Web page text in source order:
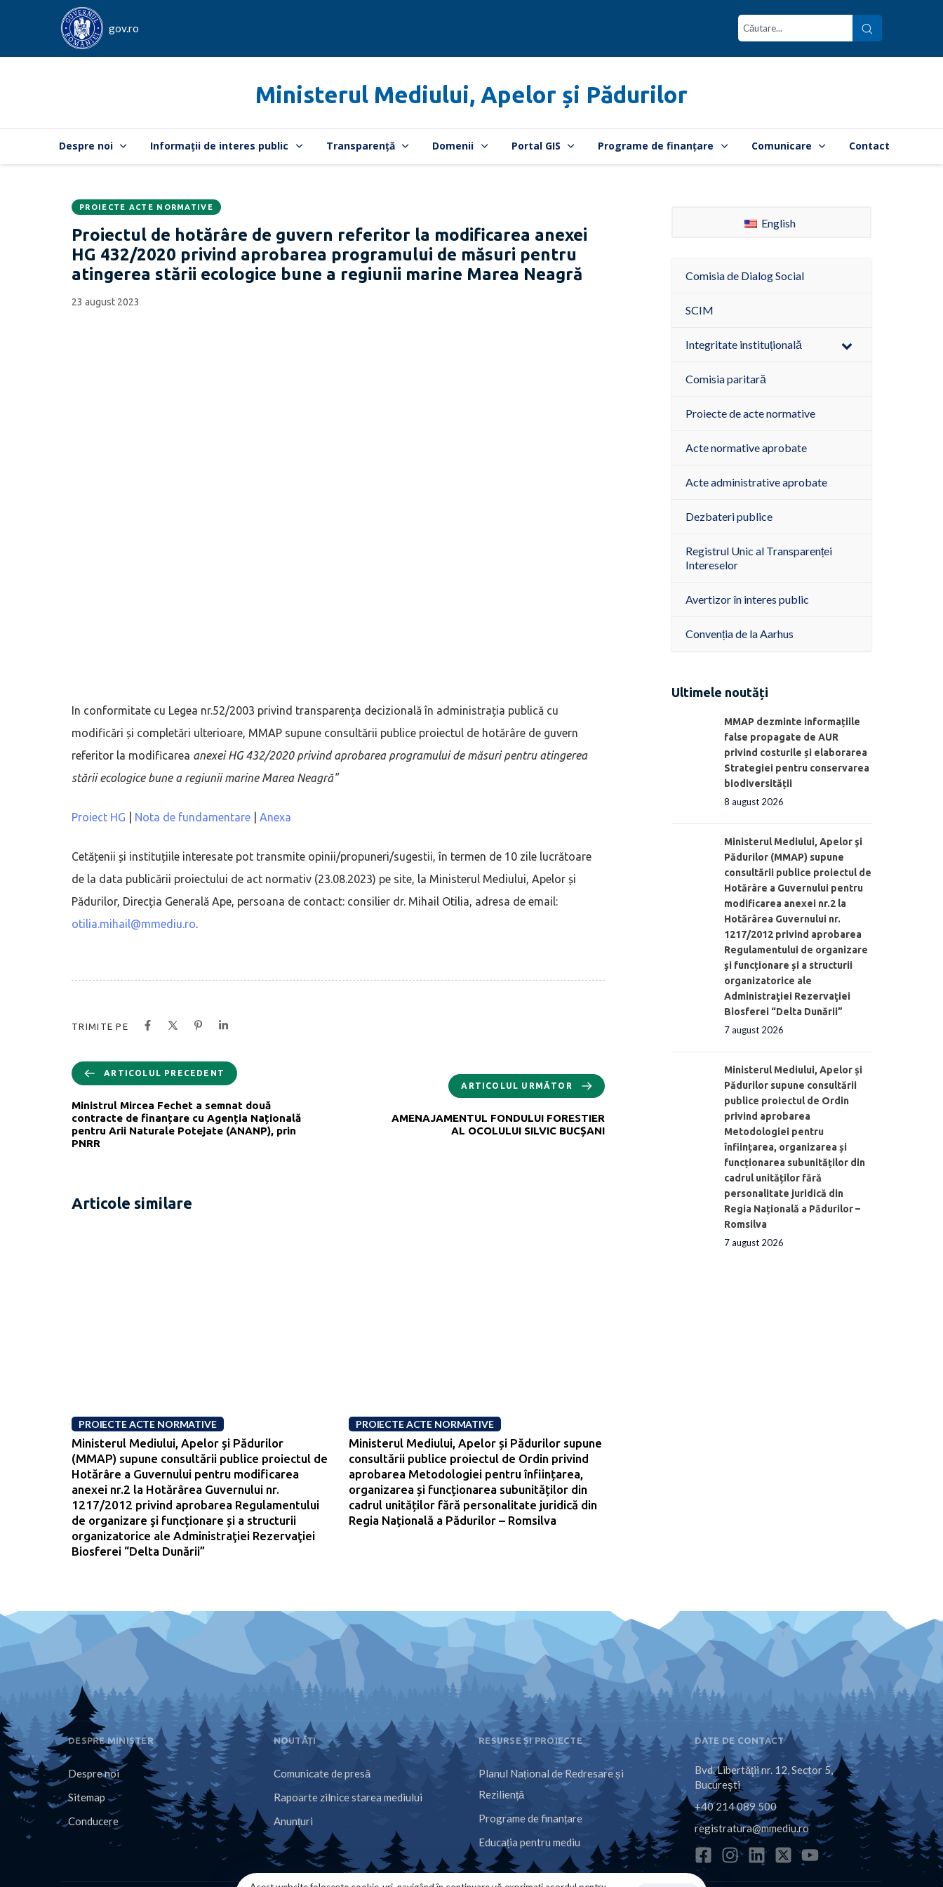
gov.ro
Ministerul Mediului, Apelor și Pădurilor
Despre noi Informații de interes public Transparență Domenii Portal GIS Programe de finanțare Comunicare Contact
CATEGORIA:
PROIECTE ACTE NORMATIVE
Proiectul de hotărâre de guvern referitor la modificarea anexei
HG 432/2020 privind aprobarea programului de măsuri pentru
atingerea stării ecologice bune a regiunii marine Marea Neagră
Data
publicării:
23 august 2023
In conformitate cu Legea nr.52/2003 privind transparența decizională în administrația publică cu
modificări și completări ulterioare, MMAP supune consultării publice proiectul de hotărâre de guvern
referitor la modificarea anexei HG 432/2020 privind aprobarea programului de măsuri pentru atingerea
stării ecologice bune a regiunii marine Marea Neagră"
Proiect HG Nota de fundamentare Anexa
Cetățenii și instituțiile interesate pot transmite opinii/propuneri/sugestii, în termen de 10 zile lucrătoare
de la data publicării proiectului de act normativ (23.08.2023) pe site, la Ministerul Mediului, Apelor și
Pădurilor, Direcția Generală Ape, persoana de contact: consilier dr. Mihail Otilia, adresa de email:
otilia.mihail@mmediu.ro.
TRIMITE PE
ARTICOLUL PRECEDENT
Ministrul Mircea Fechet a semnat două
contracte de finanțare cu Agenția Națională
pentru Arii Naturale Potejate (ANANP), prin
PNRR
ARTICOLUL URMĂTOR
AMENAJAMENTUL FONDULUI FORESTIER
AL OCOLULUI SILVIC BUCȘANI
Articole similare
PROIECTE ACTE NORMATIVE
Ministerul Mediului, Apelor şi Pădurilor
(MMAP) supune consultării publice proiectul de
Hotărâre a Guvernului pentru modificarea
anexei nr.2 la Hotărârea Guvernului nr.
1217/2012 privind aprobarea Regulamentului
de organizare şi funcționare și a structurii
organizatorice ale Administraţiei Rezervaţiei
Biosferei “Delta Dunării”
PROIECTE ACTE NORMATIVE
Ministerul Mediului, Apelor și Pădurilor supune
consultării publice proiectul de Ordin privind
aprobarea Metodologiei pentru înființarea,
organizarea și funcționarea subunităților din
cadrul unităților fără personalitate juridică din
Regia Națională a Pădurilor – Romsilva
English
Comisia de Dialog Social
SCIM
Integritate instituțională
Comisia paritară
Proiecte de acte normative
Acte normative aprobate
Acte administrative aprobate
Dezbateri publice
Registrul Unic al Transparenței
Intereselor
Avertizor în interes public
Convenția de la Aarhus
Ultimele noutăți
MMAP dezminte informațiile
false propagate de AUR
privind costurile și elaborarea
Strategiei pentru conservarea
biodiversității
8 august 2026
Ministerul Mediului, Apelor şi
Pădurilor (MMAP) supune
consultării publice proiectul de
Hotărâre a Guvernului pentru
modificarea anexei nr.2 la
Hotărârea Guvernului nr.
1217/2012 privind aprobarea
Regulamentului de organizare
şi funcționare și a structurii
organizatorice ale
Administraţiei Rezervaţiei
Biosferei “Delta Dunării”
7 august 2026
Ministerul Mediului, Apelor și
Pădurilor supune consultării
publice proiectul de Ordin
privind aprobarea
Metodologiei pentru
înființarea, organizarea și
funcționarea subunităților din
cadrul unităților fără
personalitate juridică din
Regia Națională a Pădurilor –
Romsilva
7 august 2026
DESPRE MINISTER
Despre noi
Sitemap
Conducere
NOUTĂȚI
Comunicate de presă
Rapoarte zilnice starea mediului
Anunțuri
RESURSE ȘI PROIECTE
Planul Național de Redresare și
Reziliență
Programe de finanțare
Educația pentru mediu
DATE DE CONTACT
Bvd. Libertăţii nr. 12, Sector 5,
Bucureşti
+40 214 089 500
registratura@mmediu.ro